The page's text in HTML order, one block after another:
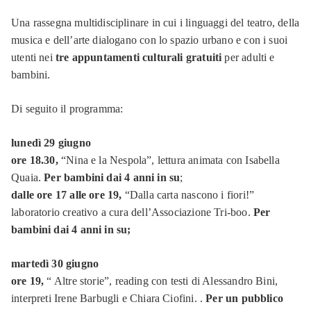
Una rassegna multidisciplinare in cui i linguaggi del teatro, della
musica e dell’arte dialogano con lo spazio urbano e con i suoi
utenti nei tre appuntamenti culturali gratuitiper adulti e
bambini.
Di seguito il programma:
lunedì 29 giugno
ore 18.30,“Nina e la Nespola”, lettura animata con Isabella
Quaia.Per bambini dai 4 anni in su;
dalle ore 17 alle ore 19, “Dalla carta nascono i fiori!”
laboratorio creativo a cura dell’Associazione Tri-boo. Per
bambini dai 4 anni in su;
martedì 30 giugno
ore 19,“ Altre storie”, reading con testi di Alessandro Bini,
interpreti Irene Barbugli e Chiara Ciofini. .Per un pubblico